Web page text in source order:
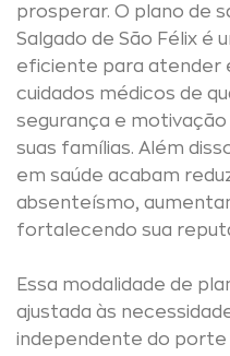
prosperar. O plano de
Salgado de São Félix é
eficiente para atender
cuidados médicos de
segurança e
suas famílias. Além
em saúde acabam
absenteísmo,
fortalecendo sua
Essa modalidade de
ajustada às
independente do porte